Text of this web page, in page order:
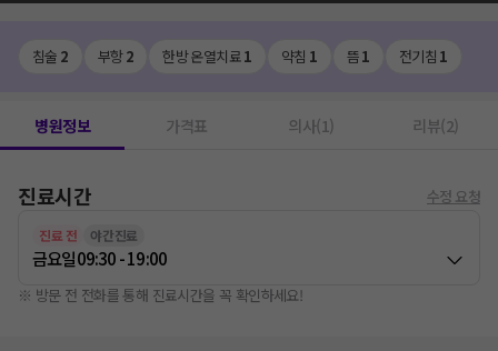
침술 2 부항2 한방 온열치료1 약침 1 뜸1 전기침 1
병원정보 가격표 의사(1) 리뷰(2)
진료시간 수정 요청
진료 전 야간진료
금요일09:30 - 19:00
※ 방문 전 전화를 통해 진료시간을 꼭 확인하세요!